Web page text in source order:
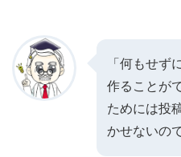
「何もせず
作ることが
ためには投
かせないの